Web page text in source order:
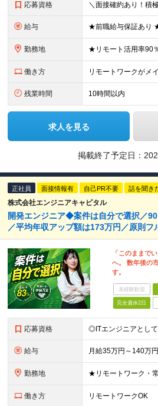
応募資格
給与
勤務地
働き方 リモートワークがメ
残業時間 10時間以内
求人を見る
掲載終了予定日：
正社員 面接情報有 自己PR不要 話を聞き
株式会社エンジニアキャピタル
開発エンジニア◆案件は自分で選択／
／平均年収アップ額は173万円／原則フ
「このままで
へ。 数年後の
す。
未経験歓迎
完全週休2日
応募資格
給与
勤務地
働き方 リモートワークOK